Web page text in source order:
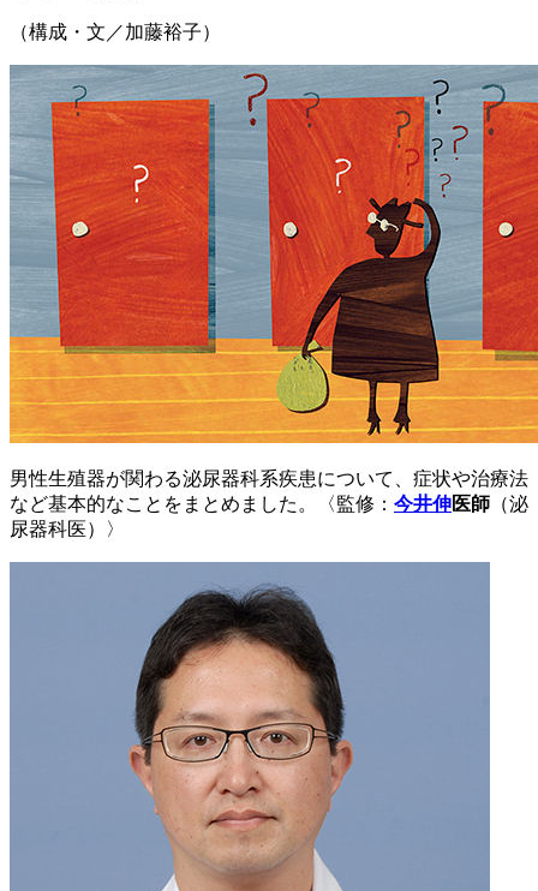
（構成・文／加藤裕子）
男性生殖器が関わる泌尿器科系疾患について、症状や治療法
など基本的なことをまとめました。〈監修： 今井伸医師 （泌
尿器科医）〉